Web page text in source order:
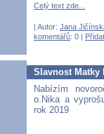
Celý text zde...
| Autor: Jana
komentářů: 0 |
Slavnost Matky
Nabízím
o.Nika a
rok 2019